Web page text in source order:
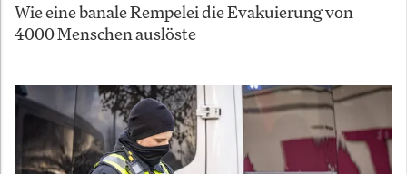
Wie eine banale Rempelei die Evakuierung von
4000 Menschen auslöste